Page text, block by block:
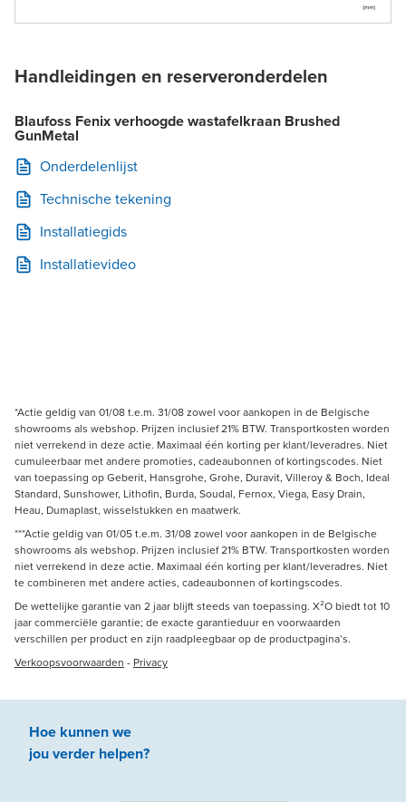
Handleidingen en reserveronderdelen
Blaufoss Fenix verhoogde wastafelkraan Brushed
GunMetal
Onderdelenlijst
Technische tekening
Installatiegids
Installatievideo
*Actie geldig van 01/08 t.e.m. 31/08 zowel voor aankopen in de Belgische
showrooms als webshop. Prijzen inclusief 21% BTW. Transportkosten worden
niet verrekend in deze actie. Maximaal één korting per klant/leveradres. Niet
cumuleerbaar met andere promoties, cadeaubonnen of kortingscodes. Niet
van toepassing op Geberit, Hansgrohe, Grohe, Duravit, Villeroy & Boch, Ideal
Standard, Sunshower, Lithofin, Burda, Soudal, Fernox, Viega, Easy Drain,
Heau, Dumaplast, wisselstukken en maatwerk.
***Actie geldig van 01/05 t.e.m. 31/08 zowel voor aankopen in de Belgische
showrooms als webshop. Prijzen inclusief 21% BTW. Transportkosten worden
niet verrekend in deze actie. Maximaal één korting per klant/leveradres. Niet
te combineren met andere acties, cadeaubonnen of kortingscodes.
De wettelijke garantie van 2 jaar blijft steeds van toepassing. X²O biedt tot 10
jaar commerciële garantie; de exacte garantieduur en voorwaarden
verschillen per product en zijn raadpleegbaar op de productpagina’s.
Verkoopsvoorwaarden - Privacy
Hoe kunnen we
jouverder helpen?